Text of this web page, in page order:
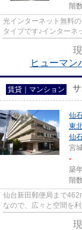
階
光インターネット無料
タイプです♪インターネ
ヒューマン
賃貸｜マンション
仙
東
仙
宮
-
築
階
仙台新田郵便局まで
なので、広々と空間を